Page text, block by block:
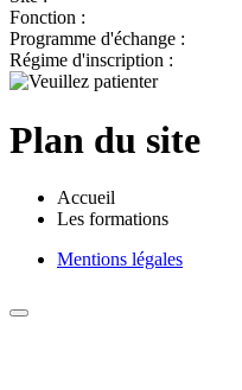
Fonction :
Programme d'échange :
Régime d'inscription :
Plan du site
Accueil
Les formations
Mentions légales